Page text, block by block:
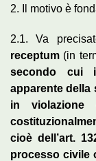
2. Il motivo è
2.1. Va
receptum (in
secondo cui
apparente della
in
cioè dell’art.
processo civile